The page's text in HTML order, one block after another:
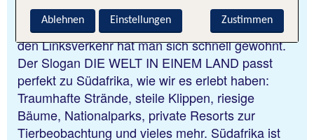
in Südafrika fanden wir ziemlich einfach. Außer in
Kapstadt sind die Straßen ziemlich leer und an
den Linksverkehr hat man sich schnell gewöhnt.
Der Slogan DIE WELT IN EINEM LAND passt
perfekt zu Südafrika, wie wir es erlebt haben:
Traumhafte Strände, steile Klippen, riesige
Bäume, Nationalparks, private Resorts zur
Tierbeobachtung und vieles mehr. Südafrika ist
Zustimmen
Ablehnen Einstellungen